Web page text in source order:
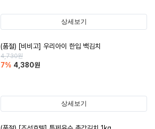
상세보기
(품절) [비비고] 우리아이 한입 백김치
4,730원
7% 4,380원
상세보기